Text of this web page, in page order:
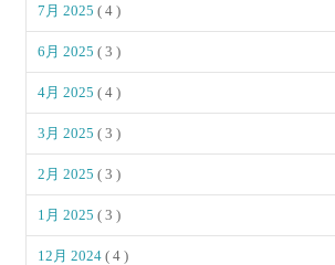
7月 2025( 4 )
6月 2025( 3 )
4月 2025( 4 )
3月 2025( 3 )
2月 2025( 3 )
1月 2025( 3 )
12月 2024( 4 )